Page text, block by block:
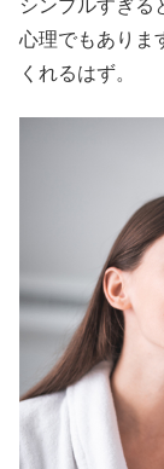
シンプルすぎる
心理でもありま
くれるはず。